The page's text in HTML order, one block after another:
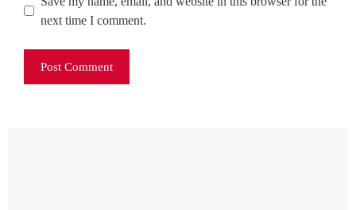
next time I comment.